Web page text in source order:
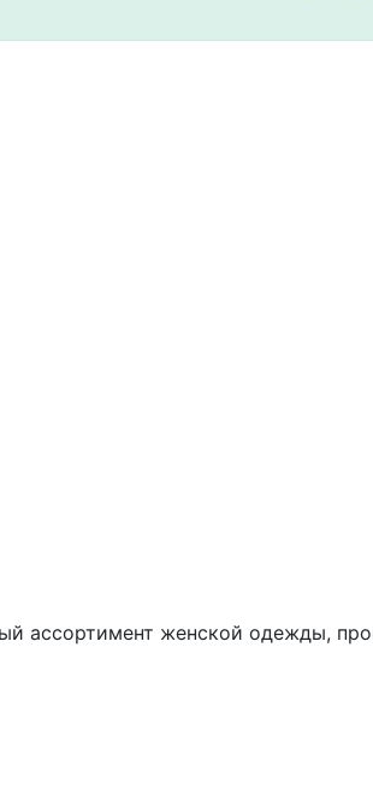
ассортимент женской одежды,